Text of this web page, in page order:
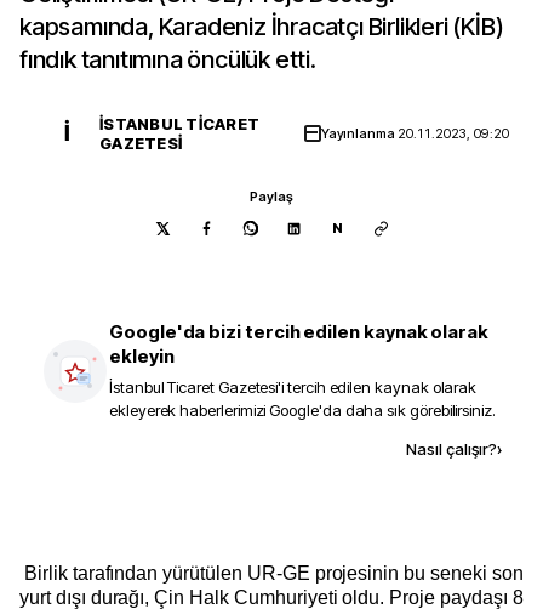
kapsamında, Karadeniz İhracatçı Birlikleri (KİB)
fındık tanıtımına öncülük etti.
İ
İSTANBUL TICARET
GAZETESI
Yayınlanma 20.11.2023, 09:20
Paylaş
N
Google'da bizi tercih edilen kaynak olarak
ekleyin
İstanbul Ticaret Gazetesi'i tercih edilen kaynak olarak
ekleyerek haberlerimizi Google'da daha sık görebilirsiniz.
Nasıl çalışır?›
Birlik tarafından yürütülen UR-GE projesinin bu seneki son
yurt dışı durağı, Çin Halk Cumhuriyeti oldu. Proje paydaşı 8